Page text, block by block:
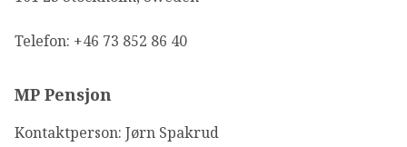
Telefon: +46 73 852 86 40
MP Pensjon
Kontaktperson: Jørn Spakrud